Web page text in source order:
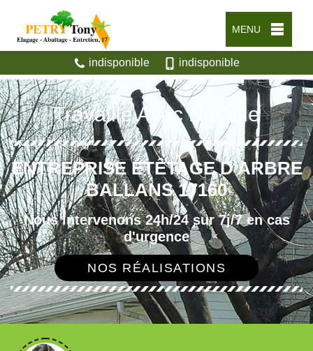
MENU
indisponible indisponible
Travaille Avec Nacelle
ENTREPRISE ÉTÊTAGE D'ARBRE
BALLANS 17160
Nous intervenons 24h/24 sur 7j/7 en cas
d'urgence
NOS RÉALISATIONS